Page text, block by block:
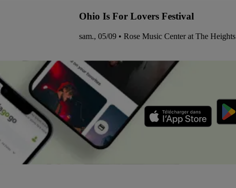
Ohio Is For Lovers Festival
sam., 05/09 • Rose Music Center at The Heights